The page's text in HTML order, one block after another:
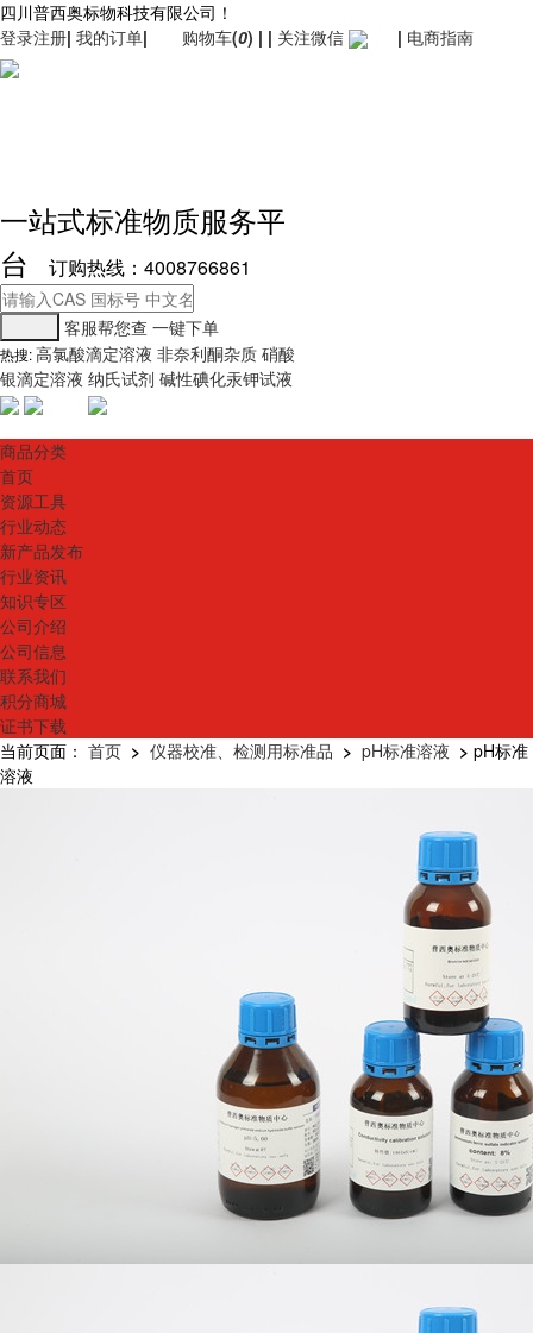
四川普西奥标物科技有限公司！
登录注册| 我的订单| 购物车(0) | | 关注微信 | 电商指南
一站式标准物质服务平
台
订购热线：4008766861
客服帮您查 一键下单
热搜:高氯酸滴定溶液 非奈利酮杂质 硝酸
银滴定溶液 纳氏试剂 碱性碘化汞钾试液
商品分类
首页
资源工具
行业动态
新产品发布
行业资讯
知识专区
公司介绍
公司信息
联系我们
积分商城
证书下载
当前页面： 首页 > 仪器校准、检测用标准品 > pH标准溶液 > pH标准
溶液